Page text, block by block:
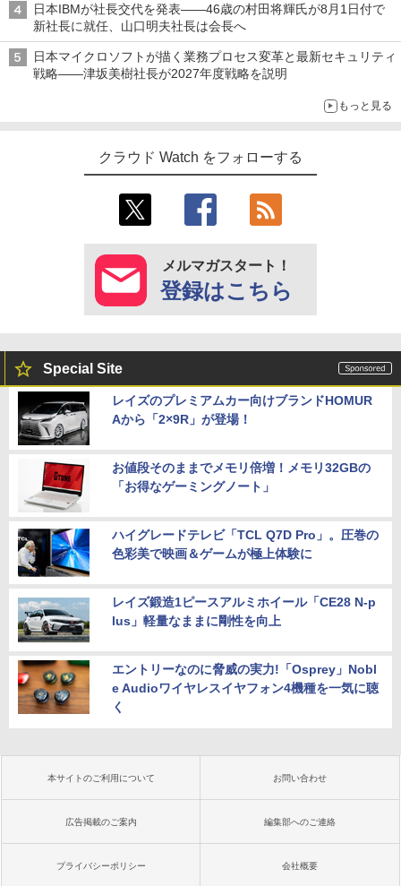
日本IBMが社長交代を発表――46歳の村田将輝氏が8月1日付で
新社長に就任、山口明夫社長は会長へ
日本マイクロソフトが描く業務プロセス変革と最新セキュリティ
戦略――津坂美樹社長が2027年度戦略を説明
もっと見る
クラウド Watch をフォローする
メルマガスタート！
登録はこちら
Special Site
レイズのプレミアムカー向けブランドHOMUR
Aから「2×9R」が登場！
お値段そのままでメモリ倍増！メモリ32GBの
「お得なゲーミングノート」
ハイグレードテレビ「TCL Q7D Pro」。圧巻の
色彩美で映画＆ゲームが極上体験に
レイズ鍛造1ピースアルミホイール「CE28 N-p
lus」軽量なままに剛性を向上
エントリーなのに脅威の実力!「Osprey」Nobl
e Audioワイヤレスイヤフォン4機種を一気に聴
く
本サイトのご利用について お問い合わせ
広告掲載のご案内 編集部へのご連絡
プライバシーポリシー 会社概要